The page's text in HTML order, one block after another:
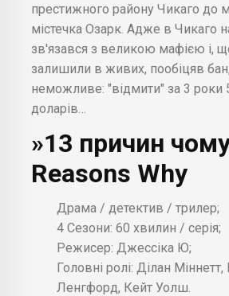
престижного району Чикаго до
містечка Озарк. Адже в Чикаго
зв'язався з великою мафією і,
залишили в живих, пообіцяв
неможливе: "відмити" за 3 роки
доларів…
»13 причин
Reasons Why
Драма / детектив / трилер;
4 Сезони: 60 хвилин / серія;
Режисер: Джессіка Ю;
Головні ролі: Ділан Міннетт,
Ленгфорд, Кейт Уолш.